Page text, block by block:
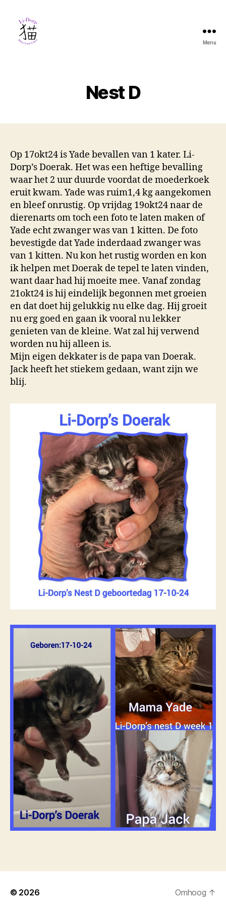
Menu
Nest D
Op 17okt24 is Yade bevallen van 1 kater. Li-
Dorp’s Doerak. Het was een heftige bevalling
waar het 2 uur duurde voordat de moederkoek
eruit kwam. Yade was ruim1,4 kg aangekomen
en bleef onrustig. Op vrijdag 19okt24 naar de
dierenarts om toch een foto te laten maken of
Yade echt zwanger was van 1 kitten. De foto
bevestigde dat Yade inderdaad zwanger was
van 1 kitten. Nu kon het rustig worden en kon
ik helpen met Doerak de tepel te laten vinden,
want daar had hij moeite mee. Vanaf zondag
21okt24 is hij eindelijk begonnen met groeien
en dat doet hij gelukkig nu elke dag. Hij groeit
nu erg goed en gaan ik vooral nu lekker
genieten van de kleine. Wat zal hij verwend
worden nu hij alleen is.
Mijn eigen dekkater is de papa van Doerak.
Jack heeft het stiekem gedaan, want zijn we
blij.
© 2026 Omhoog ↑